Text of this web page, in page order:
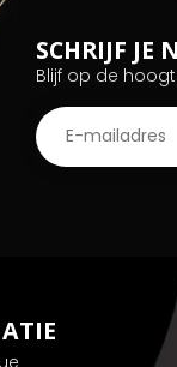
SCHRIJF JE
Blijf op de